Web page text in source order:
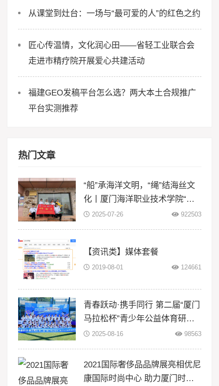
从课堂到灶台：一场与“最可爱的人”的红色之约
匠心传温情，文化润心田——省轻工业联合会
走进市精疗院开展爱心共建活动
福建GEO发稿平台怎么选？两大本土合规推广
平台实测推荐
热门文章
“船”承海洋文明，“绳”结海丝文
化丨厦门海洋职业技术学院“闽
智‘船’奇”实践队赴浙江等地开展
2025-07-26 922503
【资讯类】媒体套餐
2019-08-01 124661
青春跃动·携手同行 第二届“厦门
马拉松杯”青少年公益体育研学
活动在翔安大嶝岛扬帆！
2025-08-16 98563
2021国际奢侈品品牌展亮相优尼
康国际时尚中心 助力厦门时尚